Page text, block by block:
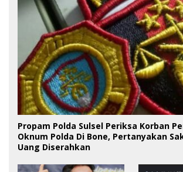
Propam Polda Sulsel Periksa Korban
Oknum Polda Di Bone, Pertanyakan
Uang Diserahkan